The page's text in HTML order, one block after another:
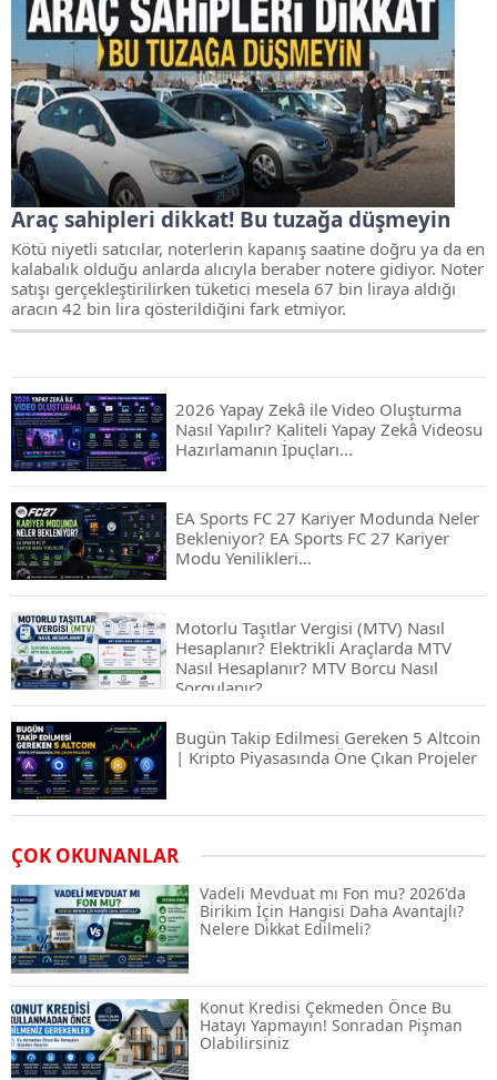
Araç sahipleri dikkat! Bu tuzağa düşmeyin
Kötü niyetli satıcılar, noterlerin kapanış saatine doğru ya da en
kalabalık olduğu anlarda alıcıyla beraber notere gidiyor. Noter
satışı gerçekleştirilirken tüketici mesela 67 bin liraya aldığı
aracın 42 bin lira gösterildiğini fark etmiyor.
2026 Yapay Zekâ ile Video Oluşturma
Nasıl Yapılır? Kaliteli Yapay Zekâ Videosu
Hazırlamanın İpuçları...
EA Sports FC 27 Kariyer Modunda Neler
Bekleniyor? EA Sports FC 27 Kariyer
Modu Yenilikleri…
Motorlu Taşıtlar Vergisi (MTV) Nasıl
Hesaplanır? Elektrikli Araçlarda MTV
Nasıl Hesaplanır? MTV Borcu Nasıl
Sorgulanır?
Bugün Takip Edilmesi Gereken 5 Altcoin
| Kripto Piyasasında Öne Çıkan Projeler
Airdrop Nasıl Alınır? Kripto Para Airdrop
Rehberi ve Güvenli Katılım Yöntemleri
Spot ve Vadeli İşlem Arasındaki Farklar |
Hangi Piyasa Sizin İçin Daha Uygun?
ABD-İran Anlaşması Sonrası Altın
ÇOK OKUNANLAR
Vadeli Mevduat mı Fon mu? 2026'da
Birikim İçin Hangisi Daha Avantajlı?
Nelere Dikkat Edilmeli?
Konut Kredisi Çekmeden Önce Bu
Hatayı Yapmayın! Sonradan Pişman
Olabilirsiniz